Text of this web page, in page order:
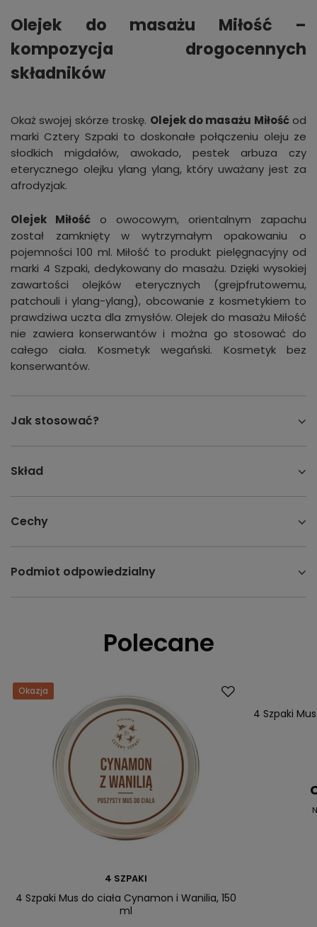
Olejek do masażu Miłość –
kompozycja drogocennych
składników
Okaż swojej skórze troskę. Olejek do masażu Miłośćod
marki Cztery Szpaki to doskonałe połączeniu oleju ze
słodkich migdałów, awokado, pestek arbuza czy
eterycznego olejku ylang ylang, który uważany jest za
afrodyzjak.
Olejek Miłość o owocowym, orientalnym zapachu
został zamknięty w wytrzymałym opakowaniu o
pojemności 100 ml. Miłość to produkt pielęgnacyjny od
marki 4 Szpaki, dedykowany do masażu. Dzięki wysokiej
zawartości olejków eterycznych (grejpfrutowemu,
patchouli i ylang-ylang), obcowanie z kosmetykiem to
prawdziwa uczta dla zmysłów. Olejek do masażu Miłość
nie zawiera konserwantów i można go stosować do
całego ciała. Kosmetyk wegański. Kosmetyk bez
konserwantów.
Jak stosować?
Skład
Cechy
Podmiot odpowiedzialny
Polecane
Okazja
4 SZPAKI
4 Szpaki Mus do ciała Cynamon i Wanilia, 150
ml
4 Szpaki